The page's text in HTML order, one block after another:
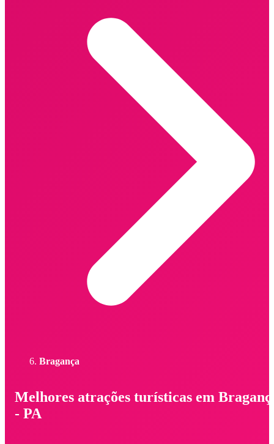
Bragança
Melhores atrações turísticas em
- PA